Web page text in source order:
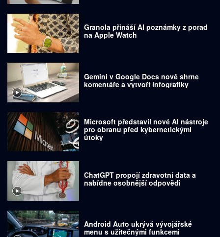
Granola přináší AI poznámky z porad
na Apple Watch
Gemini v Google Docs nově shrne
komentáře a vytvoří infografiky
Microsoft představil nové AI nástroje
pro obranu před kybernetickými
útoky
ChatGPT propojí zdravotní data a
nabídne osobnější odpovědi
Android Auto ukrývá vývojářské
menu s užitečnými funkcemi